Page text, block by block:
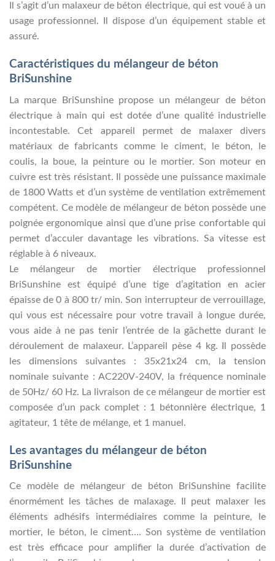
Il s’agit d’un malaxeur de béton électrique, qui est voué à un
usage professionnel. Il dispose d’un équipement stable et
assuré.
Caractéristiques du mélangeur de béton
BriSunshine
La marque BriSunshine propose un mélangeur de béton
électrique à main qui est dotée d’une qualité industrielle
incontestable. Cet appareil permet de malaxer divers
matériaux de fabricants comme le ciment, le béton, le
coulis, la boue, la peinture ou le mortier. Son moteur en
cuivre est très résistant. Il possède une puissance maximale
de 1800 Watts et d’un système de ventilation extrêmement
compétent. Ce modèle de mélangeur de béton possède une
poignée ergonomique ainsi que d’une prise confortable qui
permet d’acculer davantage les vibrations. Sa vitesse est
réglable à 6 niveaux.
Le mélangeur de mortier électrique professionnel
BriSunshine est équipé d’une tige d’agitation en acier
épaisse de 0 à 800 tr/ min. Son interrupteur de verrouillage,
qui vous est nécessaire pour votre travail à longue durée,
vous aide à ne pas tenir l’entrée de la gâchette durant le
déroulement de malaxeur. L’appareil pèse 4 kg. Il possède
les dimensions suivantes : 35x21x24 cm, la tension
nominale suivante : AC220V-240V, la fréquence nominale
de 50Hz/ 60 Hz. La livraison de ce mélangeur de mortier est
composée d’un pack complet : 1 bétonnière électrique, 1
agitateur, 1 tête de mélange, et 1 manuel.
Les avantages du mélangeur de béton
BriSunshine
Ce modèle de mélangeur de béton BriSunshine facilite
énormément les tâches de malaxage. Il peut malaxer les
éléments adhésifs intermédiaires comme la peinture, le
mortier, le béton, le ciment…. Son système de ventilation
est très efficace pour amplifier la durée d’activation de